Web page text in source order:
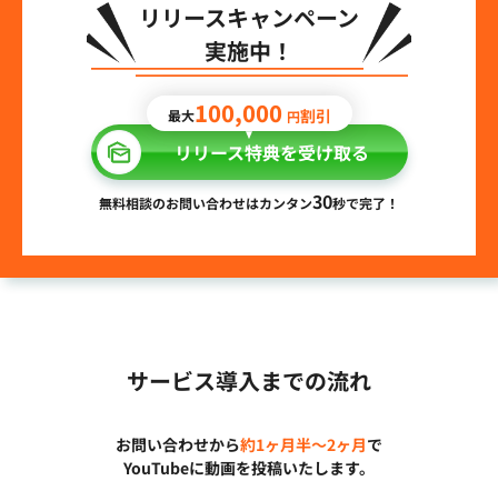
リリースキャンペーン
実施中！
最大100,000 円割引
リリース特典を受け取る
無料相談のお問い合わせはカンタン30秒で完了！
サービス導入までの流れ
お問い合わせから約1ヶ月半〜2ヶ月で
YouTubeに動画を投稿いたします。